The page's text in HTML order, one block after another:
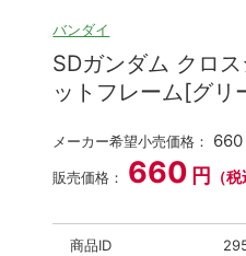
バンダイ
SDガンダム クロ
ットフレーム[グリ
メーカー希望小売価格： 660
販売価格： 660 円 （税
商品ID